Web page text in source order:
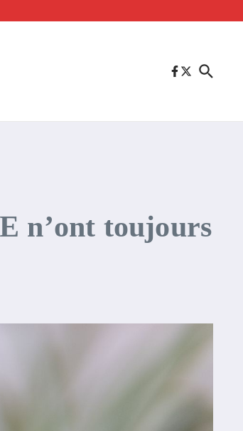
n’ont toujours